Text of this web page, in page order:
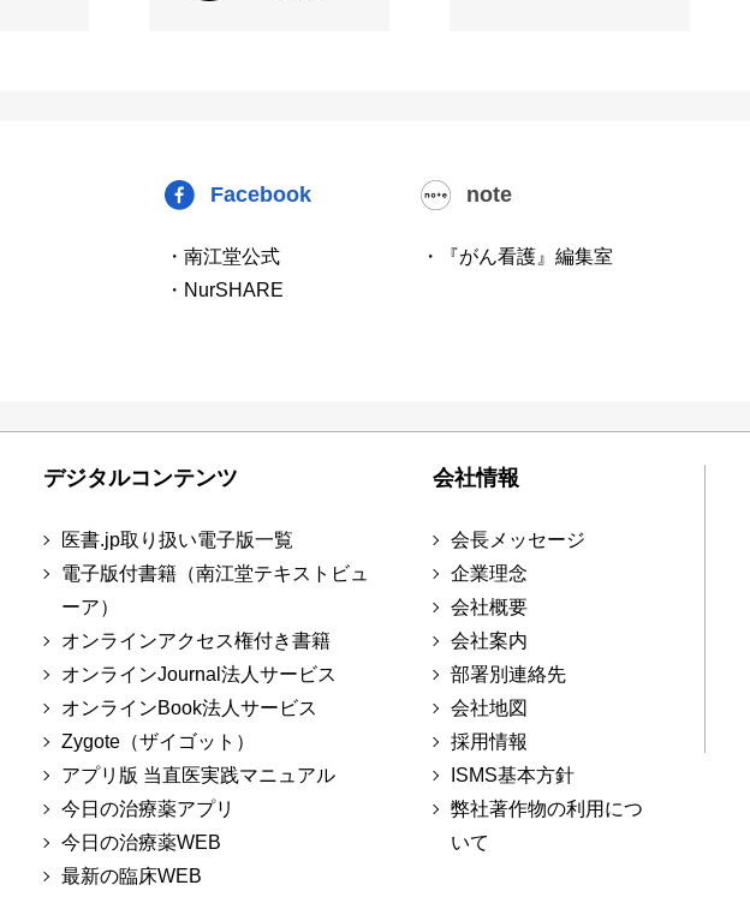
Facebook
・南江堂公式
・NurSHARE
note
・『がん看護』編集室
デジタルコンテンツ
医書.jp取り扱い電子版一覧
電子版付書籍（南江堂テキストビュ
ーア）
オンラインアクセス権付き書籍
オンラインJournal法人サービス
オンラインBook法人サービス
Zygote（ザイゴット）
アプリ版 当直医実践マニュアル
今日の治療薬アプリ
今日の治療薬WEB
最新の臨床WEB
会社情報
会長メッセージ
企業理念
会社概要
会社案内
部署別連絡先
会社地図
採用情報
ISMS基本方針
弊社著作物の利用につ
いて